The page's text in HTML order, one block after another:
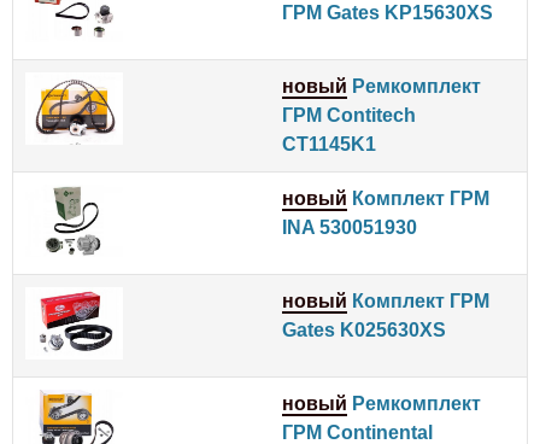
ГРМ Gates KP15630XS
новый Ремкомплект
ГРМ Contitech
CT1145K1
новый Комплект ГРМ
INA 530051930
новый Комплект ГРМ
Gates K025630XS
новый Ремкомплект
ГРМ Continental